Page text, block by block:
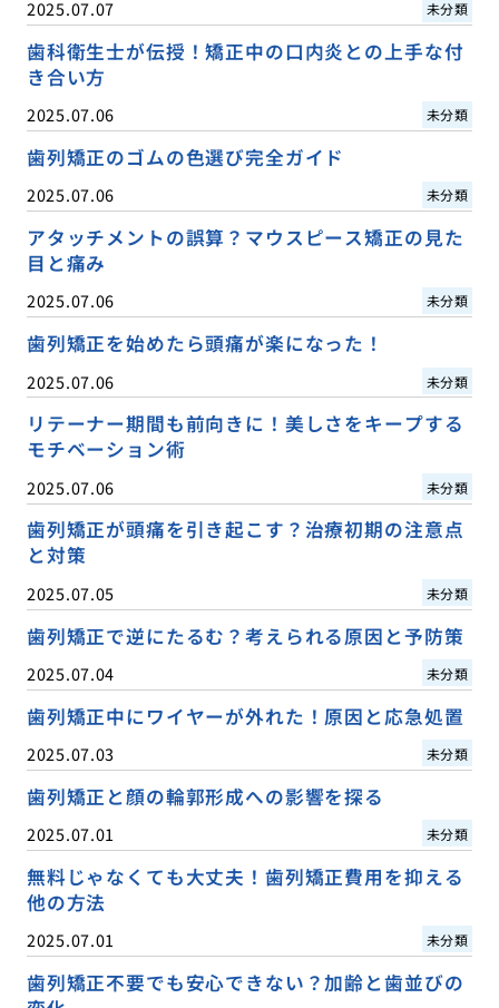
2025.07.07 未分類
歯科衛生士が伝授！矯正中の口内炎との上手な付
き合い方
2025.07.06 未分類
歯列矯正のゴムの色選び完全ガイド
2025.07.06 未分類
アタッチメントの誤算？マウスピース矯正の見た
目と痛み
2025.07.06 未分類
歯列矯正を始めたら頭痛が楽になった！
2025.07.06 未分類
リテーナー期間も前向きに！美しさをキープする
モチベーション術
2025.07.06 未分類
歯列矯正が頭痛を引き起こす？治療初期の注意点
と対策
2025.07.05 未分類
歯列矯正で逆にたるむ？考えられる原因と予防策
2025.07.04 未分類
歯列矯正中にワイヤーが外れた！原因と応急処置
2025.07.03 未分類
歯列矯正と顔の輪郭形成への影響を探る
2025.07.01 未分類
無料じゃなくても大丈夫！歯列矯正費用を抑える
他の方法
2025.07.01 未分類
歯列矯正不要でも安心できない？加齢と歯並びの